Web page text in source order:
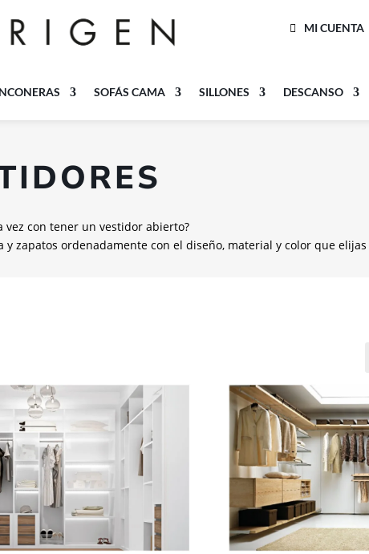
MI CUENTA
SOFÁS CAMA SILLONES DESCANSO
vez con tener un vestidor abierto?
zapatos ordenadamente con el diseño, material y color que elijas